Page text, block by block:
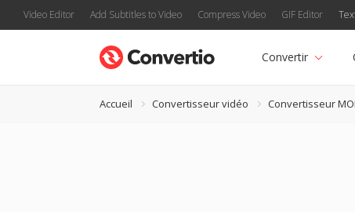
Video Editor Add Subtitles to Video Compress Video GIF Editor
Convertir
Accueil Convertisseur vidéo Convertisseur